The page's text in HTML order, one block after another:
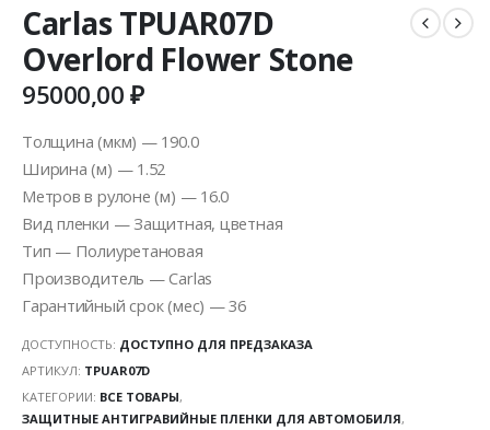
Carlas TPUAR07D
Overlord Flower Stone
95000,00₽
Толщина (мкм) — 190.0
Ширина (м) — 1.52
Метров в рулоне (м) — 16.0
Вид пленки — Защитная, цветная
Тип — Полиуретановая
Производитель — Carlas
Гарантийный срок (мес) — 36
ДОСТУПНОСТЬ: ДОСТУПНО ДЛЯ ПРЕДЗАКАЗА
АРТИКУЛ: TPUAR07D
КАТЕГОРИИ: ВСЕ ТОВАРЫ,
ЗАЩИТНЫЕ АНТИГРАВИЙНЫЕ ПЛЕНКИ ДЛЯ АВТОМОБИЛЯ,